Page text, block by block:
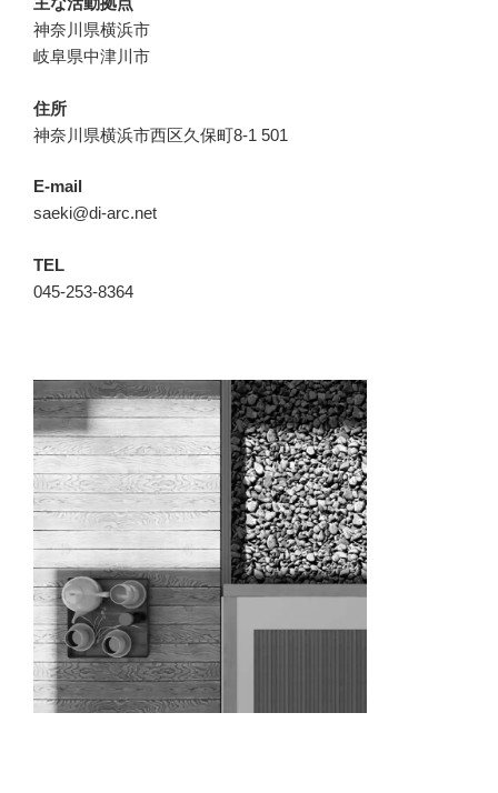
神奈川県横浜市
岐阜県中津川市
住所
神奈川県横浜市西区久保町8-1 501
E-mail
saeki@di-arc.net
TEL
045-253-8364